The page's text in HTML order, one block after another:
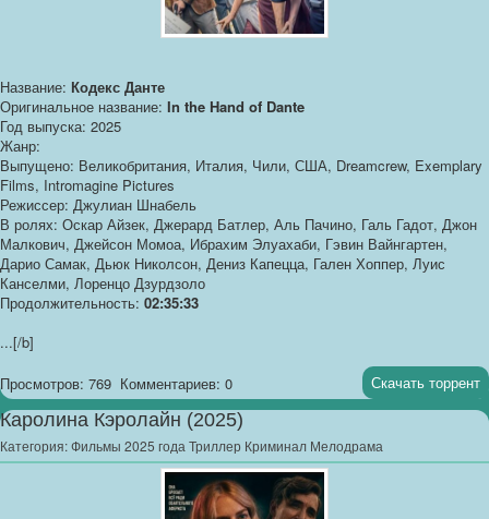
Название: Кодекс Данте
Оригинальное название: In the Hand of Dante
Год выпуска: 2025
Жанр:
Выпущено: Великобритания, Италия, Чили, США, Dreamcrew, Exemplary
Films, Intromagine Pictures
Режиссер: Джулиан Шнабель
В ролях: Оскар Айзек, Джерард Батлер, Аль Пачино, Галь Гадот, Джон
Малкович, Джейсон Момоа, Ибрахим Элуахаби, Гэвин Вайнгартен,
Дарио Самак, Дьюк Николсон, Дениз Капецца, Гален Хоппер, Луис
Канселми, Лоренцо Дзурдзоло
Продолжительность: 02:35:33
...[/b]
Просмотров: 769 Комментариев: 0 Скачать торрент
Каролина Кэролайн (2025)
Категория:Фильмы 2025 года Триллер Криминал Мелодрама